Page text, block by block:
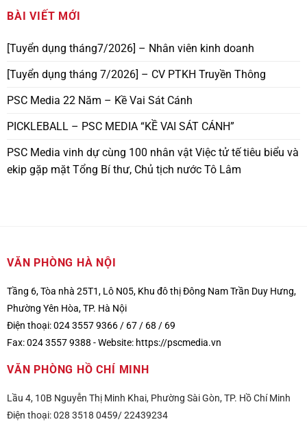
BÀI VIẾT MỚI
[Tuyển dụng tháng7/2026] – Nhân viên kinh doanh
[Tuyển dụng tháng 7/2026] – CV PTKH Truyền Thông
PSC Media 22 Năm – Kề Vai Sát Cánh
PICKLEBALL – PSC MEDIA “KỀ VAI SÁT CÁNH”
PSC Media vinh dự cùng 100 nhân vật Việc tử tế tiêu biểu và
ekip gặp mặt Tổng Bí thư, Chủ tịch nước Tô Lâm
VĂN PHÒNG HÀ NỘI
Tầng 6, Tòa nhà 25T1, Lô N05, Khu đô thị Đông Nam Trần Duy Hưng,
Phường Yên Hòa, TP. Hà Nội
Điện thoại: 024 3557 9366 / 67 / 68 / 69
Fax: 024 3557 9388 -Website: https://pscmedia.vn
VĂN PHÒNG HỒ CHÍ MINH
Lầu 4, 10B Nguyễn Thị Minh Khai, Phường Sài Gòn, TP. Hồ Chí Minh
Điện thoại: 028 3518 0459/ 22439234